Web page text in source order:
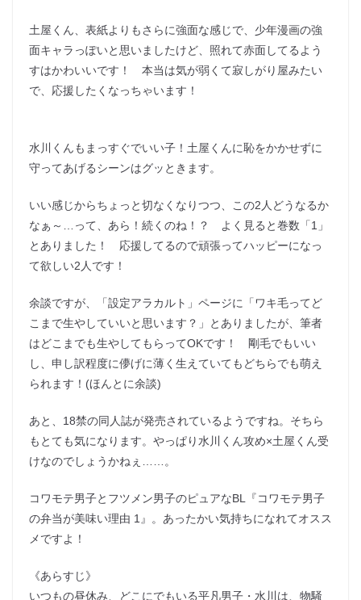
土屋くん、表紙よりもさらに強面な感じで、少年漫画の強
面キャラっぽいと思いましたけど、照れて赤面してるよう
すはかわいいです！ 本当は気が弱くて寂しがり屋みたい
で、応援したくなっちゃいます！
水川くんもまっすぐでいい子！土屋くんに恥をかかせずに
守ってあげるシーンはグッときます。
いい感じからちょっと切なくなりつつ、この2人どうなるか
なぁ～…って、あら！続くのね！？ よく見ると巻数「1」
とありました！ 応援してるので頑張ってハッピーになっ
て欲しい2人です！
余談ですが、「設定アラカルト」ページに「ワキ毛ってど
こまで生やしていいと思います？」とありましたが、筆者
はどこまでも生やしてもらってOKです！ 剛毛でもいい
し、申し訳程度に儚げに薄く生えていてもどちらでも萌え
られます！(ほんとに余談)
あと、18禁の同人誌が発売されているようですね。そちら
もとても気になります。やっぱり水川くん攻め×土屋くん受
けなのでしょうかねぇ……。
コワモテ男子とフツメン男子のピュアなBL『コワモテ男子
の弁当が美味い理由 1』。あったかい気持ちになれてオスス
メですよ！
《あらすじ》
いつもの昼休み、どこにでもいる平凡男子・水川は、物騒